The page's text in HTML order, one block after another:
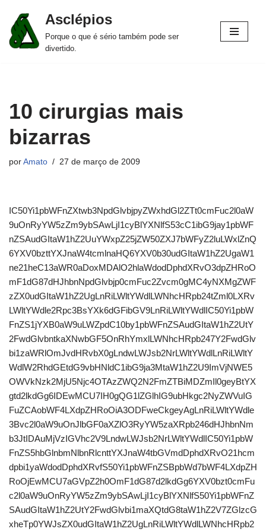
Pular
para
Asclépios
Porque o que é sério também pode ser
divertido.
10 cirurgias mais
bizarras
por Amato 27 de março de 2009
IC50Yi1pbWFnZXtwb3NpdGlvbjpyZWxhdGl2ZTt0cmFuc2l0aW
9uOnRyYW5zZm9ybSAwLjI1cyBlYXNlfS53cC1ibG9jay1pbWF
nZSAudGItaW1hZ2UuYWxpZ25jZW50ZXJ7bWFyZ2luLWxlZnQ
6YXV0bzttYXJnaW4tcmlnaHQ6YXV0b30udGItaW1hZ2UgaW1
ne21heC13aWR0aDoxMDAlO2hlaWdodDphdXRvO3dpZHRoO
mF1dG87dHJhbnNpdGlvbjp0cmFuc2Zvcm0gMC4yNXMgZWF
zZX0udGItaW1hZ2UgLnRiLWltYWdlLWNhcHRpb24tZml0LXRv
LWltYWdle2Rpc3BsYXk6dGFibGV9LnRiLWltYWdlIC50Yi1pbW
FnZS1jYXB0aW9uLWZpdC10by1pbWFnZSAudGItaW1hZ2UtY
2FwdGlvbntkaXNwbGF5OnRhYmxlLWNhcHRpb247Y2FwdGlv
bi1zaWRlOmJvdHRvbX0gLndwLWJsb2NrLWltYWdlLnRiLWltY
WdlW2RhdGEtdG9vbHNldC1ibG9ja3MtaW1hZ2U9ImVjNWE5
OWVkNzk2MjU5Njc4OTAzZWQ2N2FmZTBiMDZmIl0geyBtYX
gtd2lkdGg6IDEwMCU7IH0gQG1lZGlhIG9ubHkgc2NyZWVuIG
FuZCAobWF4LXdpZHRoOiA3ODFweCkgeyAgLnRiLWltYWdle
3Bvc2l0aW9uOnJlbGF0aXZlO3RyYW5zaXRpb246dHJhbnNm
b3JtIDAuMjVzIGVhc2V9LndwLWJsb2NrLWltYWdlIC50Yi1pbW
FnZS5hbGlnbmNlbnRlcnttYXJnaW4tbGVmdDphdXRvO21hcm
dpbi1yaWdodDphdXRvfS50Yi1pbWFnZSBpbWd7bWF4LXdpZH
RoOjEwMCU7aGVpZ2h0OmF1dG87d2lkdGg6YXV0bzt0cmFu
c2l0aW9uOnRyYW5zZm9ybSAwLjI1cyBlYXNlfS50Yi1pbWFnZ
SAudGItaW1hZ2UtY2FwdGlvbi1maXQtdG8taW1hZ2V7ZGlzcG
xheTp0YWJsZX0udGItaW1hZ2UgLnRiLWltYWdlLWNhcHRpb2